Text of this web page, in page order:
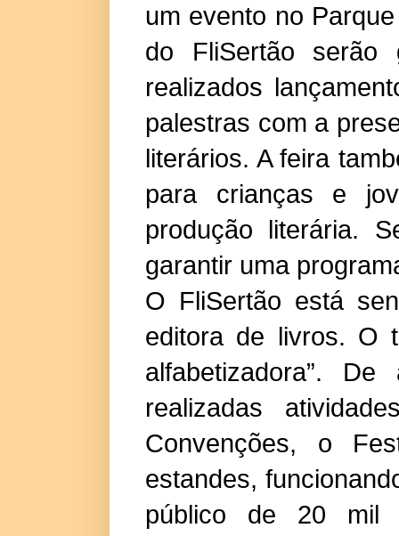
um evento no
do FliSertão serão
realizados
palestras com a
literários. A feira
para crianças e
produção literária.
garantir uma
O FliSertão está
editora de livros. O
alfabetizadora”.
realizadas
Convenções, o
estandes,
público de 20 mil